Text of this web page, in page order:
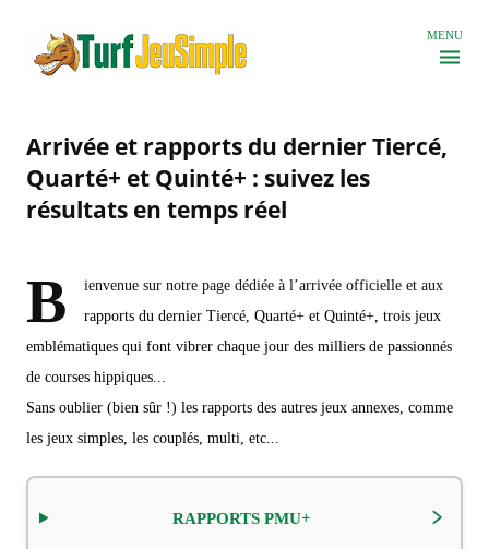
MENU
Arrivée et rapports du dernier Tiercé,
Quarté+ et Quinté+ : suivez les
résultats en temps réel
B
ienvenue sur notre page dédiée à l’arrivée officielle et aux
rapports du dernier Tiercé, Quarté+ et Quinté+, trois jeux
emblématiques qui font vibrer chaque jour des milliers de passionnés
de courses hippiques...
Sans oublier (bien sûr !) les rapports des autres jeux annexes, comme
les jeux simples, les couplés, multi, etc...
RAPPORTS PMU+